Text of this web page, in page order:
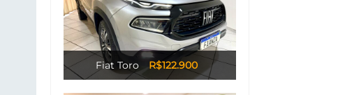
Fiat Toro R$122.900